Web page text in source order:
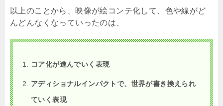
以上のことから、映像が絵コンテ化して、色や線がど
んどんなくなっていったのは、
コア化が進んでいく表現
アディショナルインパクトで、世界が書き換えられ
ていく表現